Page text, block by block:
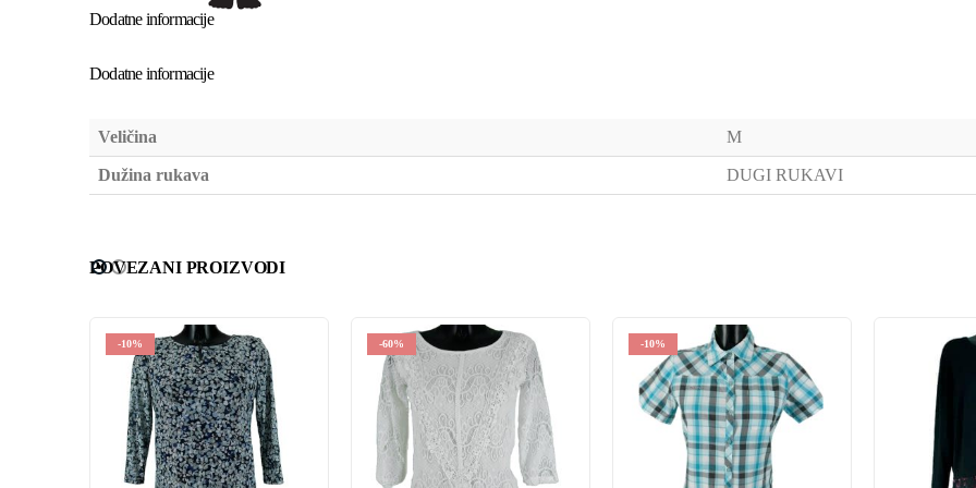
Dodatne informacije
Dodatne informacije
Veličina M
Dužina rukava DUGI RUKAVI
POVEZANI PROIZVODI
-10% -60% -10%